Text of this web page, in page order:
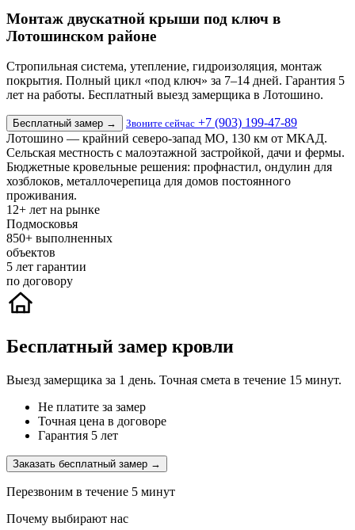
Монтаж двускатной крыши под ключ в
Лотошинском районе
Стропильная система, утепление, гидроизоляция, монтаж
покрытия. Полный цикл «под ключ» за 7–14 дней. Гарантия 5
лет на работы. Бесплатный выезд замерщика в Лотошино.
Бесплатный замер → Звоните сейчас +7 (903) 199-47-89
Лотошино — крайний северо-запад МО, 130 км от МКАД.
Сельская местность с малоэтажной застройкой, дачи и фермы.
Бюджетные кровельные решения: профнастил, ондулин для
хозблоков, металлочерепица для домов постоянного
проживания.
12+ лет на рынке
Подмосковья
850+ выполненных
объектов
5 лет гарантии
по договору
Бесплатный замер кровли
Выезд замерщика за 1 день. Точная смета в течение 15 минут.
Не платите за замер
Точная цена в договоре
Гарантия 5 лет
Заказать бесплатный замер →
Перезвоним в течение 5 минут
Почему выбирают нас